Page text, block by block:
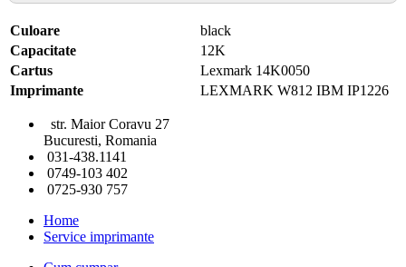
Culoare
black
Capacitate
12K
Cartus
Lexmark 14K0050
Imprimante
LEXMARK W812 IBM IP1226
str. Maior Coravu 27
Bucuresti, Romania
031-438.1141
0749-103 402
0725-930 757
Home
Service imprimante